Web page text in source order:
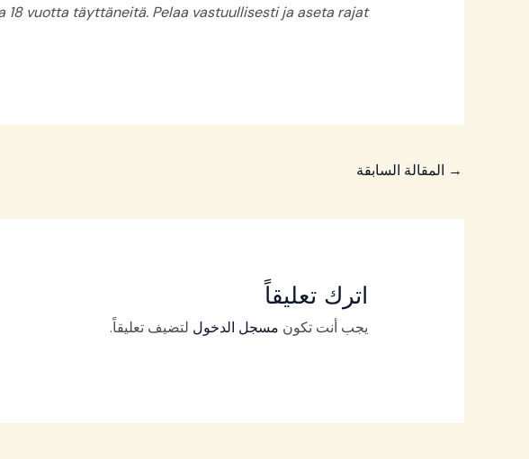
18 vuotta täyttäneitä. Pelaa vastuullisesti ja aseta rajat.
→ المقالة السابقة
اترك تعليقاً
يجب أنت تكون مسجل الدخول لتضيف تعليقاً.